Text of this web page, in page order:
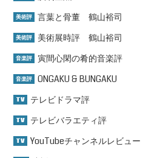
美術評 言葉と骨董 鶴山裕司
美術評 美術展時評 鶴山裕司
音楽評 寅間心閑の肴的音楽評
音楽評 ONGAKU & BUNGAKU
TV テレビドラマ評
TV テレビバラエティ評
TV YouTubeチャンネルレビュー